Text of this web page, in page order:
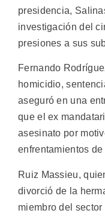
presidencia,
investigación del
presiones a sus
Fernando
homicidio,
aseguró en una
que el ex
asesinato por
enfrentamientos
Ruiz Massieu,
divorció de la
miembro del